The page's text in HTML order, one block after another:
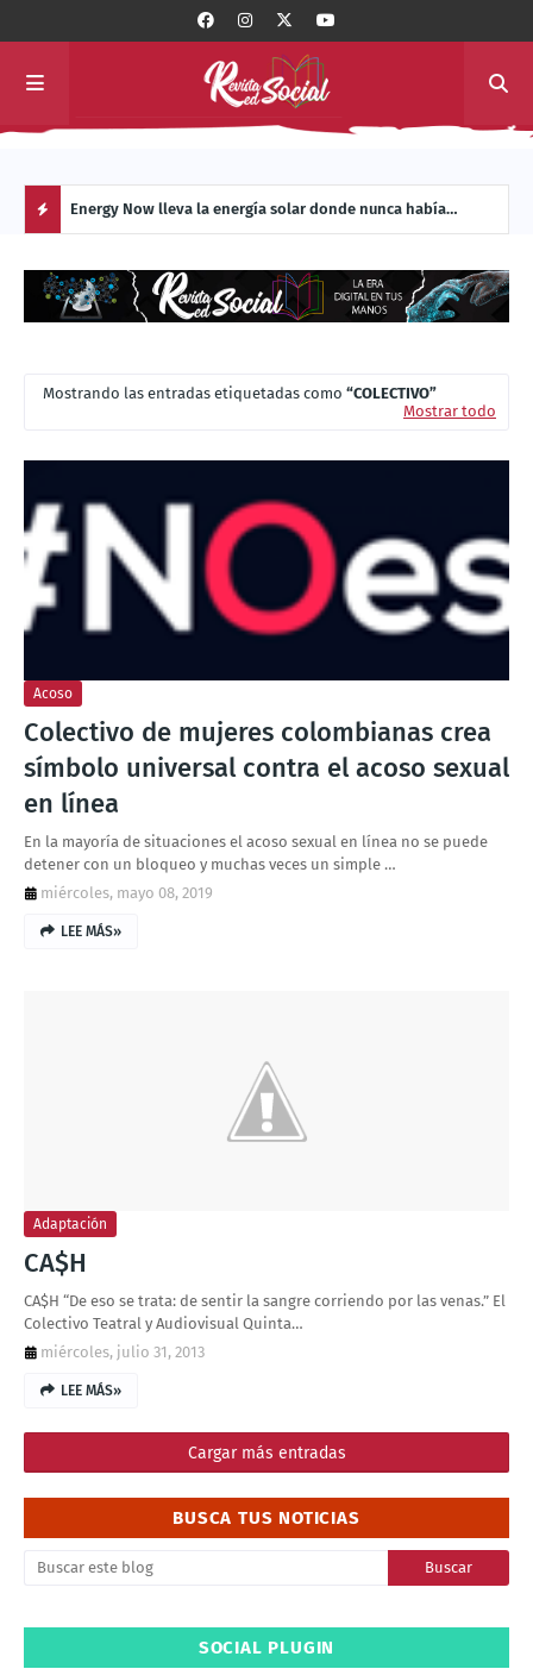
P
S
Energy Now lleva la energía solar donde nunca había
América Latina
Mostrando las entradas etiquetadas como
COLECTIVO
Mostrar todo
Acoso
Colectivo de mujeres colombianas crea
símbolo universal contra el acoso sexual
en línea
En la mayoría de situaciones el acoso sexual en línea no se puede
detener con un bloqueo y muchas veces un simple …
miércoles, mayo 08, 2019
LEE MÁS»
Adaptación
CA$H
CA$H “De eso se trata: de sentir la sangre corriendo por las venas.” El
Colectivo Teatral y Audiovisual Quinta…
miércoles, julio 31, 2013
LEE MÁS»
Cargar más entradas
BUSCA TUS NOTICIAS
SOCIAL PLUGIN